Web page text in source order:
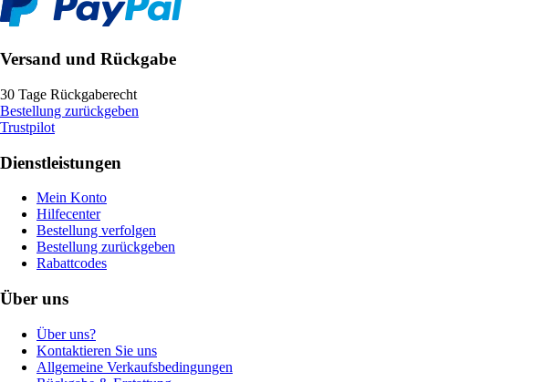
Versand und Rückgabe
30 Tage Rückgaberecht
Bestellung zurückgeben
Trustpilot
Dienstleistungen
Mein Konto
Hilfecenter
Bestellung verfolgen
Bestellung zurückgeben
Rabattcodes
Über uns
Über uns?
Kontaktieren Sie uns
Allgemeine Verkaufsbedingungen